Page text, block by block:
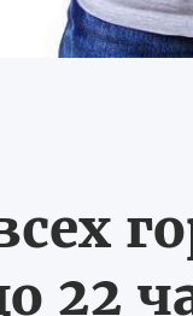
22